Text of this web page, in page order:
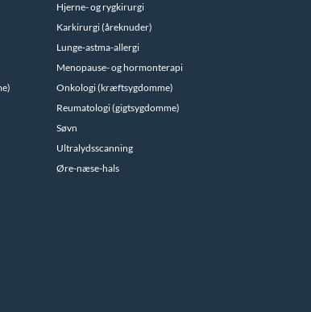
Hjerne- og rygkirurgi
Karkirurgi (åreknuder)
Lunge-astma-allergi
Menopause- og hormonterapi
Onkologi (kræftsygdomme)
Reumatologi (gigtsygdomme)
Søvn
Ultralydsscanning
Øre-næse-hals